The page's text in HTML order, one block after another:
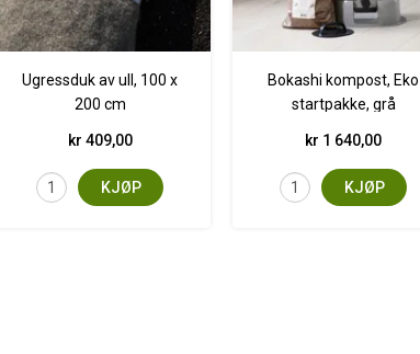
Ugressduk av ull, 100 x
200 cm
kr 409,00
KJØP
Bokashi kompost, Eko
startpakke, grå
kr 1 640,00
KJØP